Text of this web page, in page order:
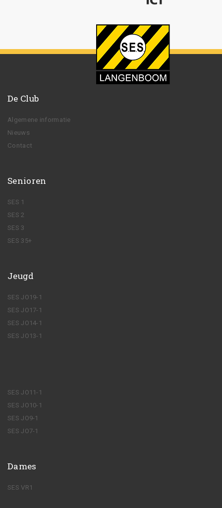
De Club
Algemene informatie
Nieuws
Contact
Senioren
SES 1
SES 2
SES 3
SES 35+
Jeugd
SES JO19-1
SES JO17-1
SES JO14-1
SES JO13-1
SES JO11-1
SES JO10-1
SES JO9-1
SES JO7-1
Dames
SES VR1